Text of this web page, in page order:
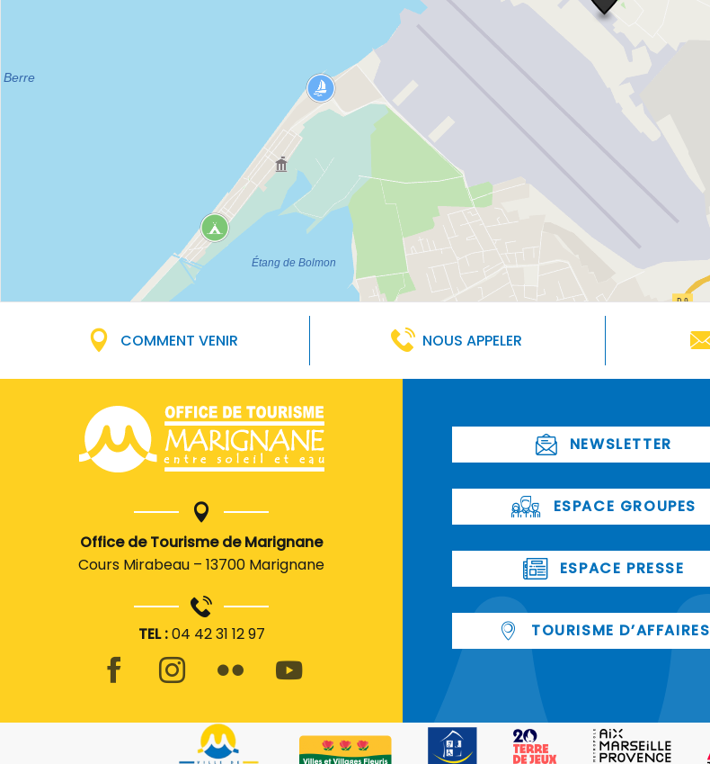
COMMENT VENIR NOUS APPELER
Office de Tourisme de Marignane
Cours Mirabeau – 13700 Marignane
TEL :04 42 31 12 97
NEWSLETTER
ESPACE GROUPES
ESPACE PRESSE
TOURISME D’AFFAIRES